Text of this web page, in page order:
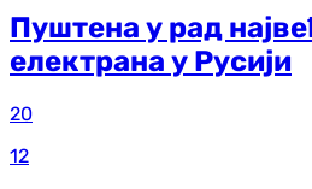
Пуштена у рад
електрана у Русији
20
12